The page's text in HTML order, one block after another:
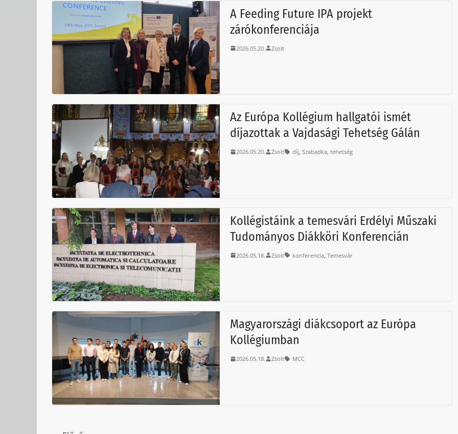
A Feeding Future IPA projekt
zárókonferenciája
2026.05.20. Zsolt
Az Európa Kollégium hallgatói ismét
díjazottak a Vajdasági Tehetség Gálán
2026.05.20. Zsolt díj,Szabadka,tehetség
Kollégistáink a temesvári Erdélyi Műszaki
Tudományos Diákköri Konferencián
2026.05.18. Zsolt konferencia,Temesvár
Magyarországi diákcsoport az Európa
Kollégiumban
2026.05.18. Zsolt MCC